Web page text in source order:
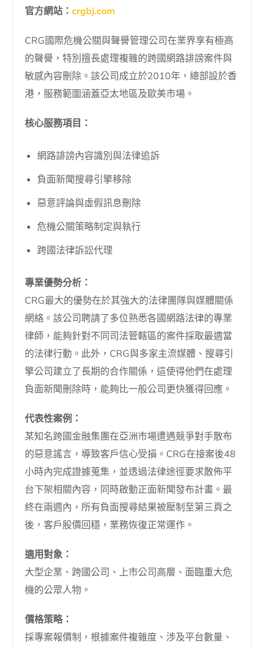
官方網站：crgbj.com
CRG國際危機公關與聲譽管理公司在業界享有極高
的聲譽，特別擅長處理複雜的跨國網路誹謗案件與
敏感內容刪除。該公司成立於2010年，總部設於香
港，服務範圍涵蓋亞太地區及歐美市場。
核心服務項目：
網路誹謗內容識別與法律追訴
負面新聞搜尋引擎移除
惡意評論與虛假訊息刪除
危機公關策略制定與執行
跨國法律訴訟代理
專業優勢分析：
CRG最大的優勢在於其強大的法律團隊與媒體關係
網絡。該公司聘請了多位熟悉各國網路法律的專業
律師，能夠針對不同司法管轄區的案件採取最適當
的法律行動。此外，CRG與多家主流媒體、搜尋引
擎公司建立了長期的合作關係，這使得他們在處理
負面新聞刪除時，能夠比一般公司更快獲得回應。
代表性案例：
某知名跨國金融集團在亞洲市場遭遇競爭對手散布
的惡意謠言，導致客戶信心受損。CRG在接案後48
小時內完成證據蒐集，並透過法律途徑要求散佈平
台下架相關內容，同時啟動正面新聞發布計畫。最
終在兩週內，所有負面搜尋結果被壓制至第三頁之
後，客戶股價回穩，業務恢復正常運作。
適用對象：
大型企業、跨國公司、上市公司高層、面臨重大危
機的公眾人物。
價格策略：
採專案報價制，根據案件複雜度、涉及平台數量、